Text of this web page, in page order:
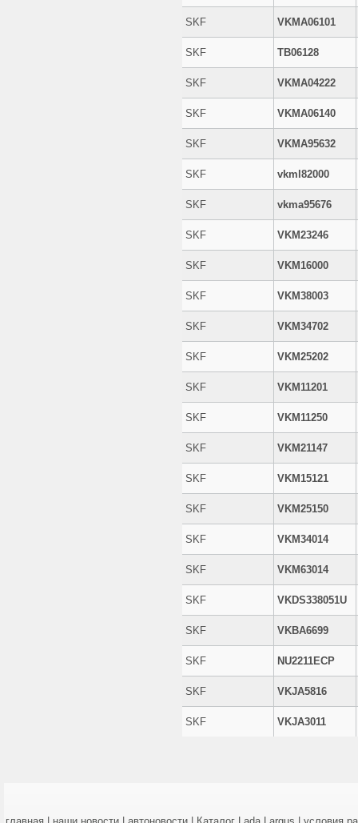
SKF VKMA06101
SKF TB06128
SKF VKMA04222
SKF VKMA06140
SKF VKMA95632
SKF vkml82000
SKF vkma95676
SKF VKM23246
SKF VKM16000
SKF VKM38003
SKF VKM34702
SKF VKM25202
SKF VKM11201
SKF VKM11250
SKF VKM21147
SKF VKM15121
SKF VKM25150
SKF VKM34014
SKF VKM63014
SKF VKDS338051U
SKF VKBA6699
SKF NU2211ECP
SKF VKJA5816
SKF VKJA3011